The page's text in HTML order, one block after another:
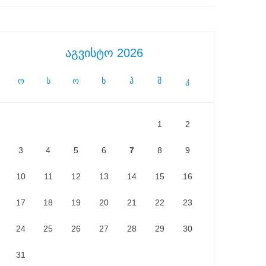
აგვისტო 2026
ო ს ო ხ პ შ კ
1 2
3 4 5 6 7 8 9
10 11 12 13 14 15 16
17 18 19 20 21 22 23
24 25 26 27 28 29 30
31